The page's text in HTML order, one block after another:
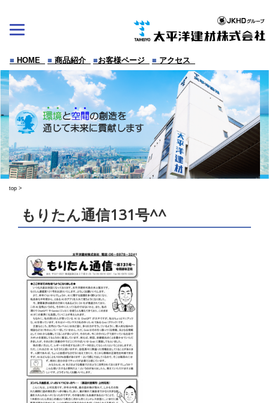
content
■ HOME ■ 商品紹介 ■お客様ページ ■ アクセス
top >
もりたん通信131号^^